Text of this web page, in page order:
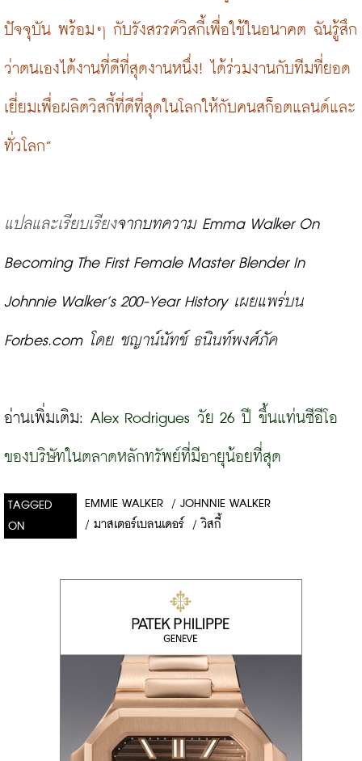
ปัจจุบัน พร้อมๆ กับรังสรรค์วิสกี้เพื่อใช้ในอนาคต ฉันรู้สึก
ว่าตนเองได้งานที่ดีที่สุดงานหนึ่ง! ได้ร่วมงานกับทีมที่ยอด
เยี่ยมเพื่อผลิตวิสกี้ที่ดีที่สุดในโลกให้กับคนสก็อตแลนด์และ
ทั่วโลก”
แปลและเรียบเรียงจากบทความ Emma Walker On
Becoming The First Female Master Blender In
Johnnie Walker’s 200-Year History เผยแพร่บน
Forbes.com โดย ชญาน์นัทช์ ธนินท์พงศ์ภัค
อ่านเพิ่มเติม: Alex Rodrigues วัย 26 ปี ขึ้นแท่นซีอีโอ
ของบริษัทในตลาดหลักทรัพย์ที่มีอายุน้อยที่สุด
TAGGED
ON
EMMIE WALKER / JOHNNIE WALKER
/ มาสเตอร์เบลนเดอร์ / วิสกี้